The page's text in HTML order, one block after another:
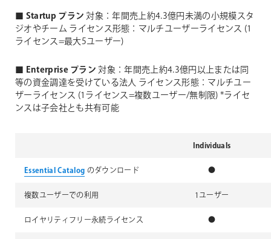
■ Startup プラン 対象：年間売上約4.3億円未満の小規模スタ
ジオやチーム ライセンス形態：マルチユーザーライセンス (1
ライセンス=最大5ユーザー)
■ Enterprise プラン 対象：年間売上約4.3億円以上または同
等の資金調達を受けている法人 ライセンス形態：マルチユー
ザーライセンス (1ライセンス=複数ユーザー/無制限) *ライセ
ンスは子会社とも共有可能
Individuals
Essential Catalog のダウンロード ●
複数ユーザーでの利用 1ユーザー
ロイヤリティフリー永続ライセンス ●